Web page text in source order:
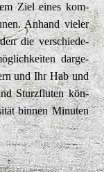
Ziel ei­nes kom­
An­hand vie­ler
die ver­schie­de­
dar­ge­
und Ihr Hab und
Sturz­flu­ten kön­
bin­nen Mi­nu­ten